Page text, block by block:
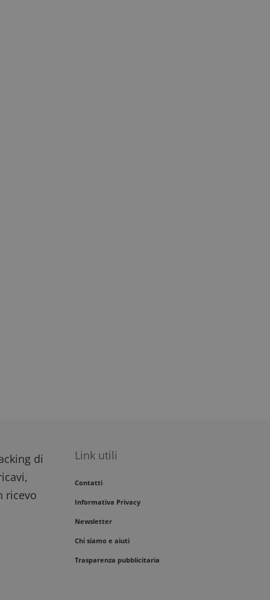
di
ricevo
Link utili
Contatti
Informativa Privacy
Newsletter
Chi siamo e aiuti
Trasparenza pubblicitaria
di analisi web
di siti
e misurare le
cui il prefisso
che si
di analisi web
di siti
e misurare le
cui il prefisso
che si
che imposta il
dall'operatore
dell'utente
di Google) per
i cookie.